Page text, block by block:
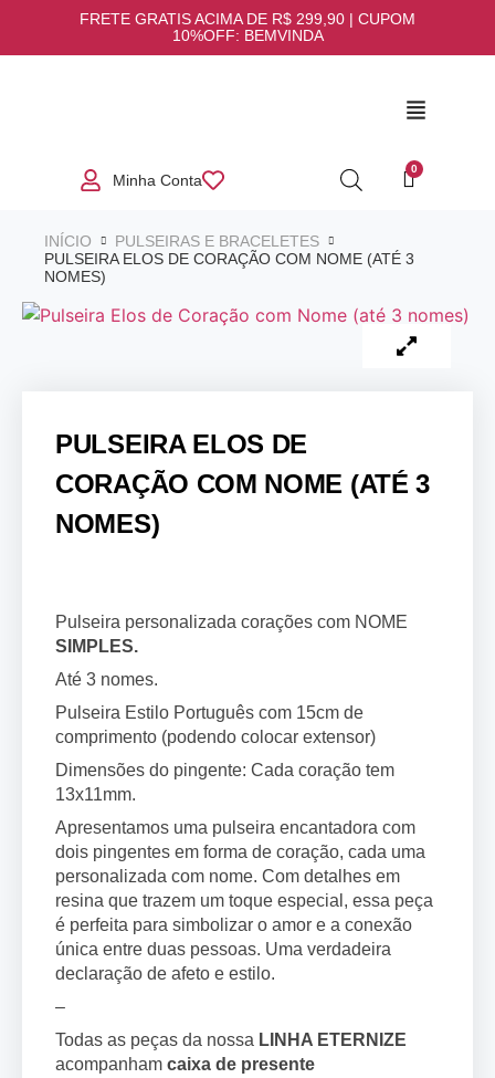
FRETE GRATIS ACIMA DE R$ 299,90 | CUPOM
10%OFF: BEMVINDA
Minha Conta
INÍCIO
PULSEIRAS E BRACELETES
PULSEIRA ELOS DE CORAÇÃO COM NOME (ATÉ 3
NOMES)
PULSEIRA ELOS DE
CORAÇÃO COM NOME (ATÉ 3
NOMES)
Pulseira personalizada corações com NOME
SIMPLES.
Até 3 nomes.
Pulseira Estilo Português com 15cm de
comprimento (podendo colocar extensor)
Dimensões do pingente: Cada coração tem
13x11mm.
Apresentamos uma pulseira encantadora com
dois pingentes em forma de coração, cada uma
personalizada com nome. Com detalhes em
resina que trazem um toque especial, essa peça
é perfeita para simbolizar o amor e a conexão
única entre duas pessoas. Uma verdadeira
declaração de afeto e estilo.
–
Todas as peças da nossa LINHA ETERNIZE
acompanham caixa de presente